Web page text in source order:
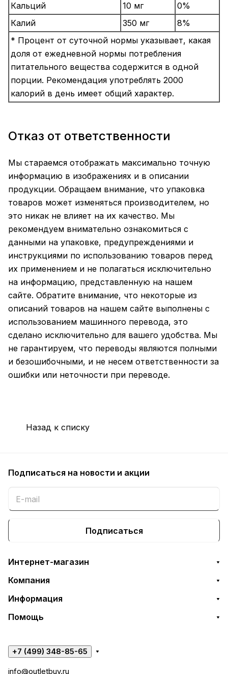
Кальций
10 мг
0%
Калий
350 мг
8%
* Процент от суточной нормы указывает, какая
доля от ежедневной нормы потребления
питательного вещества содержится в одной
порции. Рекомендация употреблять 2000
калорий в день имеет общий характер.
Отказ от ответственности
Мы стараемся отображать максимально точную
информацию в изображениях и в описании
продукции. Обращаем внимание, что упаковка
товаров может изменяться производителем, но
это никак не влияет на их качество. Мы
рекомендуем внимательно ознакомиться с
данными на упаковке, предупреждениями и
инструкциями по использованию товаров перед
их применением и не полагаться исключительно
на информацию, представленную на нашем
сайте. Обратите внимание, что некоторые из
описаний товаров на нашем сайте выполнены с
использованием машинного перевода, это
сделано исключительно для вашего удобства. Мы
не гарантируем, что переводы являются полными
и безошибочными, и не несем ответственности за
ошибки или неточности при переводе.
Назад к списку
Подписаться на новости и акции
Подписаться
Интернет-магазин
Компания
Информация
Помощь
+7 (499) 348-85-65
info@outletbuy.ru